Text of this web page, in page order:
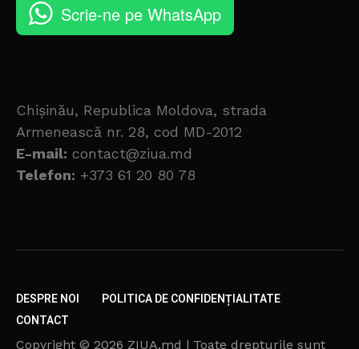
Scrie-ne pe WhatsApp
Chișinău, Republica Moldova, strada
Armenească nr. 28, cod MD-2012
E-mail: contact@ziua.md
Telefon: +373 61 20 80 78
DESPRE NOI
POLITICA DE CONFIDENȚIALITATE
CONTACT
Copyright © 2026 ZIUA.md | Toate drepturile sunt